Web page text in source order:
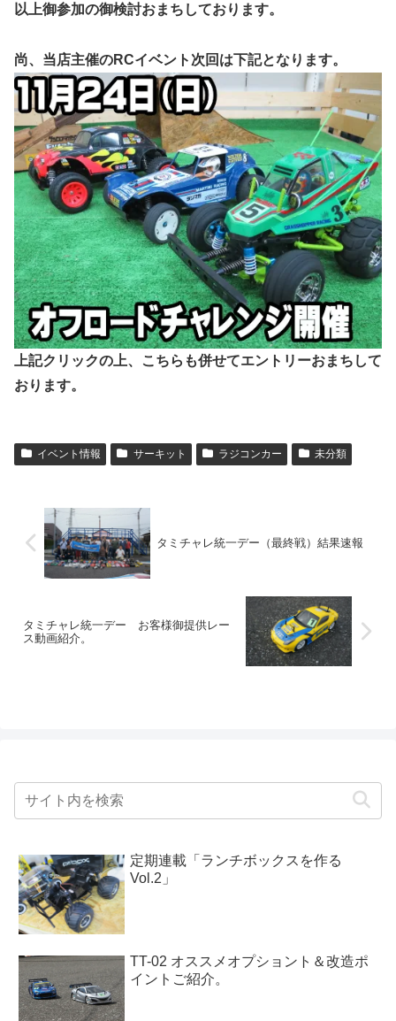
以上御参加の御検討おまちしております。
尚、当店主催のRCイベント次回は下記となります。
上記クリックの上、こちらも併せてエントリーおまちして
おります。
イベント情報 サーキット ラジコンカー 未分類
タミチャレ統一デー（最終戦）結果速報
タミチャレ統一デー お客様御提供レー
ス動画紹介。
定期連載「ランチボックスを作る
Vol.2」
TT-02 オススメオプショント＆改造ポ
イントご紹介。